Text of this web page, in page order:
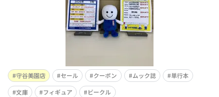
守谷美園店 セール クーポン ムック誌
単行本
文庫
フィギュア ビークル